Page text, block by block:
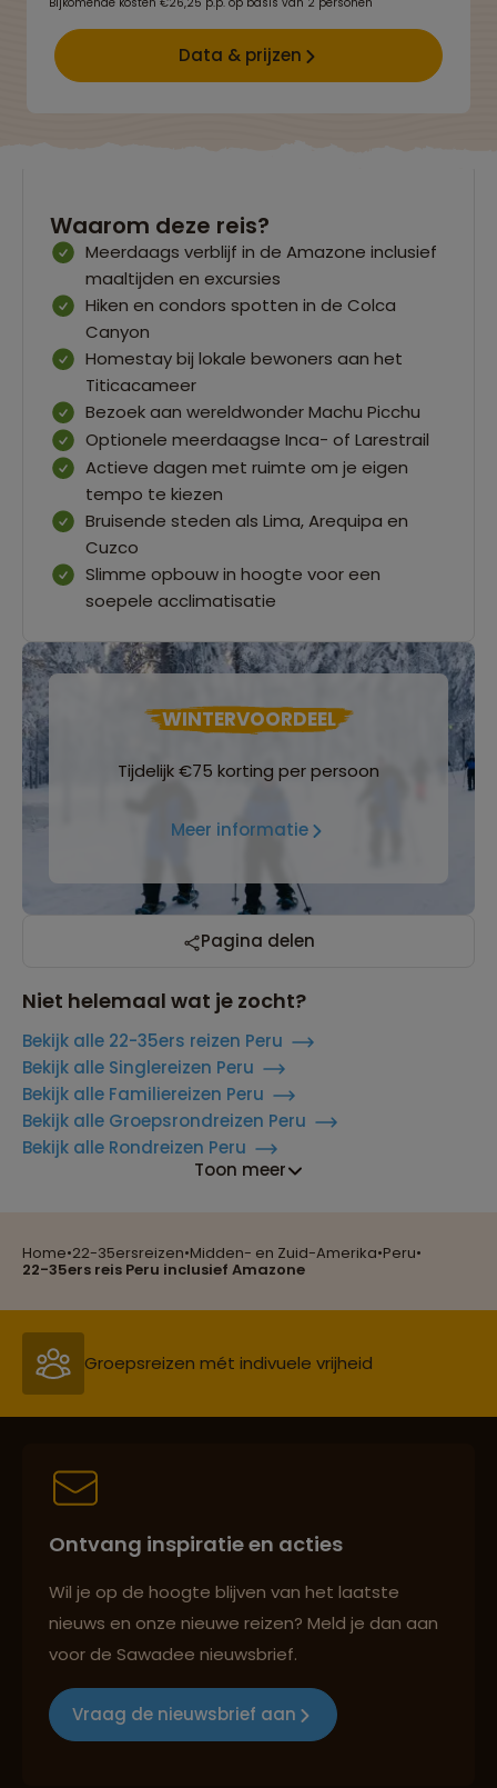
Home•22-35ersreizen•Midden- en Zuid-Amerika•Peru•
22-35ers reis Peru inclusief Amazone
Data & prijzen
Waarom deze reis?
Meerdaags verblijf in de Amazone inclusief
maaltijden en excursies
Hiken en condors spotten in de Colca
Canyon
Homestay bij lokale bewoners aan het
Titicacameer
Bezoek aan wereldwonder Machu Picchu
Optionele meerdaagse Inca- of Larestrail
Actieve dagen met ruimte om je eigen
tempo te kiezen
Bruisende steden als Lima, Arequipa en
Cuzco
Slimme opbouw in hoogte voor een
soepele acclimatisatie
WINTERVOORDEEL
Tijdelijk €75 korting per persoon
Meer informatie
Pagina delen
Niet helemaal wat je zocht?
Bekijk alle 22-35ers reizen Peru
Bekijk alle Singlereizen Peru
Bekijk alle Familiereizen Peru
Bekijk alle Groepsrondreizen Peru
Bekijk alle Rondreizen Peru
Toon meer
Reizen met oog voor mens, cultuur en milieu
Groepsreizen mét indivuele vrijheid
Persoonlijk en deskundig reisadvies
Reizen met oog voor mens, cultuur en milieu
Ontvang inspiratie en acties
Wil je op de hoogte blijven van het laatste
nieuws en onze nieuwe reizen? Meld je dan aan
voor de Sawadee nieuwsbrief.
Vraag de nieuwsbrief aan